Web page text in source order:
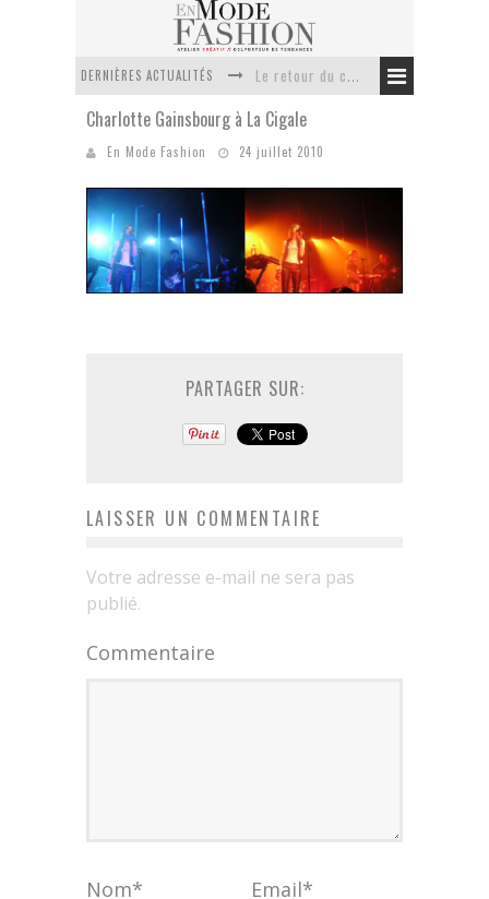
DERNIÈRES ACTUALITÉS
Le retour du cachemire version casual
Week-end spa en automne : quel maillot de bain choisir ?
Pourquoi le costume sur mesure à Paris est un incontournable de l’élégance contemporaine ?
Anti chute cheveux homme : quelles solutions pour renforcer sa chevelure ?
Charlotte Gainsbourg à La Cigale
En Mode Fashion 24 juillet 2010
PARTAGER SUR:
LAISSER UN COMMENTAIRE
Votre adresse e-mail ne sera pas
publié.
Commentaire
Nom* Email*